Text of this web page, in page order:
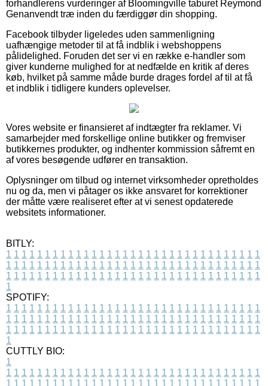
forhandlerens vurderinger af Bloomingville taburet Reymond
Genanvendt træ inden du færdiggør din shopping.
Facebook tilbyder ligeledes uden sammenligning
uafhængige metoder til at få indblik i webshoppens
pålidelighed. Foruden det ser vi en række e-handler som
giver kunderne mulighed for at nedfælde en kritik af deres
køb, hvilket på samme måde burde drages fordel af til at få
et indblik i tidligere kunders oplevelser.
Vores website er finansieret af indtægter fra reklamer. Vi
samarbejder med forskellige online butikker og fremviser
butikkernes produkter, og indhenter kommission såfremt en
af vores besøgende udfører en transaktion.
Oplysninger om tilbud og internet virksomheder opretholdes
nu og da, men vi påtager os ikke ansvaret for korrektioner
der måtte være realiseret efter at vi senest opdaterede
websitets informationer.
BITLY:
1 1 1 1 1 1 1 1 1 1 1 1 1 1 1 1 1 1 1 1 1 1 1 1 1 1 1 1 1 1 1 1 1
1 1 1 1 1 1 1 1 1 1 1 1 1 1 1 1 1 1 1 1 1 1 1 1 1 1 1 1 1 1 1 1 1
1 1 1 1 1 1 1 1 1 1 1 1 1 1 1 1 1 1 1 1 1 1 1 1 1 1 1 1 1 1 1 1 1
1
SPOTIFY:
1 1 1 1 1 1 1 1 1 1 1 1 1 1 1 1 1 1 1 1 1 1 1 1 1 1 1 1 1 1 1 1 1
1 1 1 1 1 1 1 1 1 1 1 1 1 1 1 1 1 1 1 1 1 1 1 1 1 1 1 1 1 1 1 1 1
1 1 1 1 1 1 1 1 1 1 1 1 1 1 1 1 1 1 1 1 1 1 1 1 1 1 1 1 1 1 1 1 1
1
CUTTLY BIO:
1
1 1 1 1 1 1 1 1 1 1 1 1 1 1 1 1 1 1 1 1 1 1 1 1 1 1 1 1 1 1 1 1 1
1 1 1 1 1 1 1 1 1 1 1 1 1 1 1 1 1 1 1 1 1 1 1 1 1 1 1 1 1 1 1 1 1